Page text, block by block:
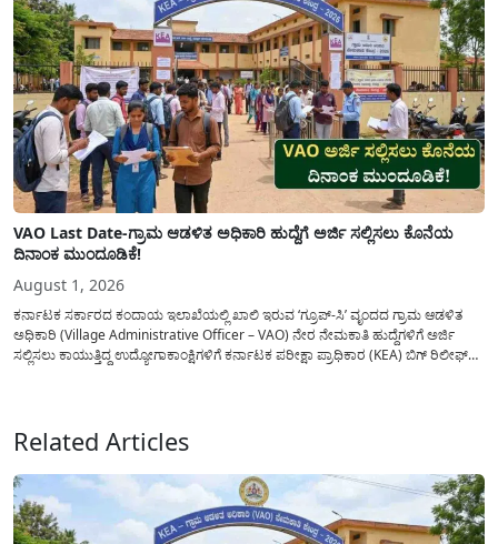
VAO Last Date-ಗ್ರಾಮ ಆಡಳಿತ ಅಧಿಕಾರಿ ಹುದ್ದೆಗೆ ಅರ್ಜಿ ಸಲ್ಲಿಸಲು ಕೊನೆಯ
ದಿನಾಂಕ ಮುಂದೂಡಿಕೆ!
August 1, 2026
ಕರ್ನಾಟಕ ಸರ್ಕಾರದ ಕಂದಾಯ ಇಲಾಖೆಯಲ್ಲಿ ಖಾಲಿ ಇರುವ ‘ಗ್ರೂಪ್-ಸಿ’ ವೃಂದದ ಗ್ರಾಮ ಆಡಳಿತ
ಅಧಿಕಾರಿ (Village Administrative Officer – VAO) ನೇರ ನೇಮಕಾತಿ ಹುದ್ದೆಗಳಿಗೆ ಅರ್ಜಿ
ಸಲ್ಲಿಸಲು ಕಾಯುತ್ತಿದ್ದ ಉದ್ಯೋಗಾಕಾಂಕ್ಷಿಗಳಿಗೆ ಕರ್ನಾಟಕ ಪರೀಕ್ಷಾ ಪ್ರಾಧಿಕಾರ (KEA) ಬಿಗ್ ರಿಲೀಫ್
Related Articles